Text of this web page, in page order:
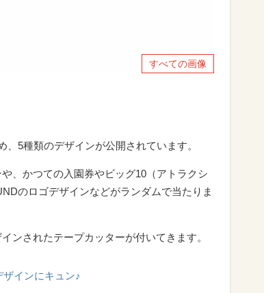
すべての画像
5種類のデザインが公開されています。
、かつての入園券やビッグ10（アトラクシ
のロゴデザインなどがランダムで当たりま
ンされたテープカッターが付いてきます。
インにキュン♪